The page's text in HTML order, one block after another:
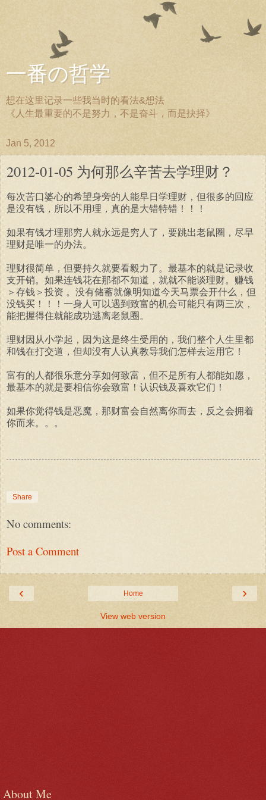
一番の哲学
想在这里记录一些我当时的看法&想法
《人生最重要的不是努力，不是奋斗，而是抉择》
Jan 5, 2012
2012-01-05 为何那么辛苦去学理财？
每次苦口婆心的希望身旁的人能早日学理财，但很多的回应
是没有钱，所以不用理，真的是大错特错！！！
如果有钱才理那穷人就永远是穷人了，要跳出老鼠圈，尽早
理财是唯一的办法。
理财很简单，但要持久就要看毅力了。最基本的就是记录收
支开销。如果连钱花在那都不知道，就就不能谈理财。赚钱
＞存钱＞投资 。没有储蓄就像明知道今天马票会开什么，但
没钱买！！！一身人可以遇到致富的机会可能只有两三次，
能把握得住就能成功逃离老鼠圈。
理财因从小学起，因为这是终生受用的，我们整个人生里都
和钱在打交道，但却没有人认真教导我们怎样去运用它！
富有的人都很乐意分享如何致富，但不是所有人都能如愿，
最基本的就是要相信你会致富！认识钱及喜欢它们！
如果你觉得钱是恶魔，那财富会自然离你而去，反之会拥着
你而来。。。
Share
No comments:
Post a Comment
‹ ›
Home
View web version
About Me